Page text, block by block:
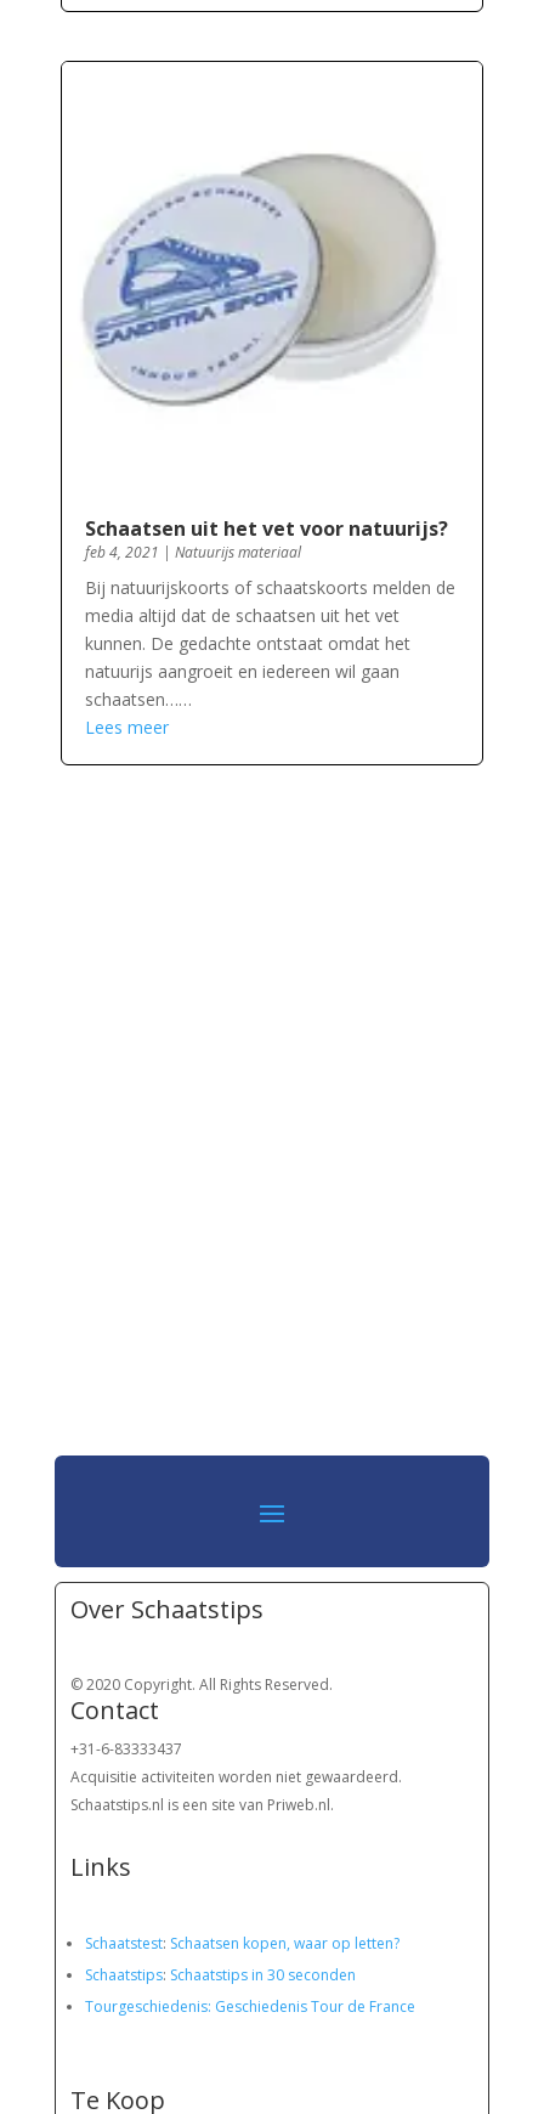
Schaatsen uit het vet voor natuurijs?
feb 4, 2021 | Natuurijs materiaal
Bij natuurijskoorts of schaatskoorts melden de
media altijd dat de schaatsen uit het vet
kunnen. De gedachte ontstaat omdat het
natuurijs aangroeit en iedereen wil gaan
schaatsen……
Lees meer
Over Schaatstips
© 2020 Copyright. All Rights Reserved.
Contact
+31-6-83333437
Acquisitie activiteiten worden niet gewaardeerd.
Schaatstips.nl is een site van Priweb.nl.
Links
Schaatstest: Schaatsen kopen, waar op letten?
Schaatstips: Schaatstips in 30 seconden
Tourgeschiedenis: Geschiedenis Tour de France
Te Koop